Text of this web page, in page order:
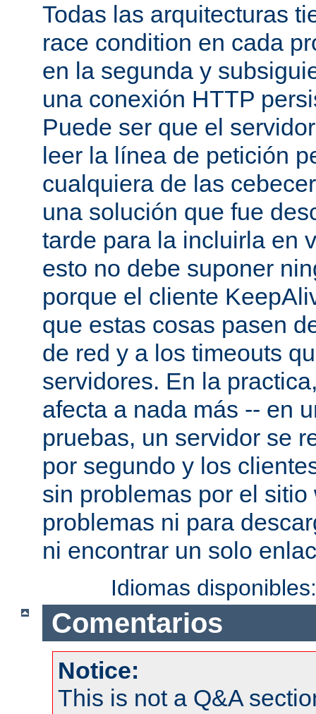
Todas las arquitecturas
race condition en cada
en la segunda y
una conexión HTTP
Puede ser que el
leer la línea de petición
cualquiera de las
una solución que fue
tarde para la incluirla en
esto no debe suponer
porque el cliente
que estas cosas pasen
de red y a los timeouts
servidores. En la
afecta a nada más -- en
pruebas, un servidor se
por segundo y los
sin problemas por el
problemas ni para
ni encontrar un solo
Idiomas
Comentarios
Notice:
This is not a Q&A